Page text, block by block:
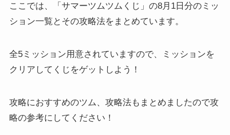
ここでは、「サマーツムツムくじ」の8月1日分のミッ
ション一覧とその攻略法をまとめています。
全5ミッション用意されていますので、ミッションを
クリアしてくじをゲットしよう！
攻略におすすめのツム、攻略法もまとめましたので攻
略の参考にしてください！